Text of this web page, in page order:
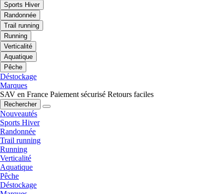
Sports Hiver
Randonnée
Trail running
Running
Verticalité
Aquatique
Pêche
Déstockage
Marques
SAV en France Paiement sécurisé Retours faciles
Rechercher
Nouveautés
Sports Hiver
Randonnée
Trail running
Running
Verticalité
Aquatique
Pêche
Déstockage